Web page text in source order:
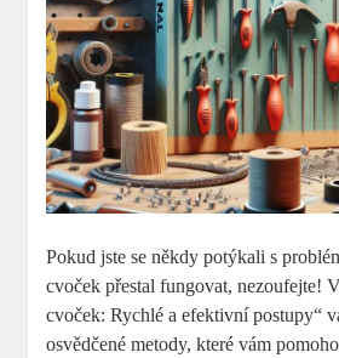
Pokud jste se někdy potýkali s
cvoček přestal fungovat, nezoufejte!
cvoček: Rychlé a efektivní postupy“
osvědčené metody, které vám